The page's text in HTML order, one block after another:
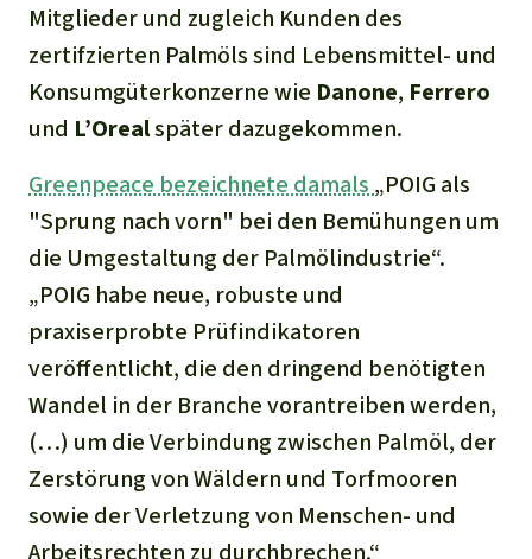
Mitglieder und zugleich Kunden des
zertifzierten Palmöls sind Lebensmittel- und
Konsumgüterkonzerne wie Danone, Ferrero
und L’Orealspäter dazugekommen.
Greenpeace bezeichnete damals „POIG als
"Sprung nach vorn" bei den Bemühungen um
die Umgestaltung der Palmölindustrie“.
„POIG habe neue, robuste und
praxiserprobte Prüfindikatoren
veröffentlicht, die den dringend benötigten
Wandel in der Branche vorantreiben werden,
(…) um die Verbindung zwischen Palmöl, der
Zerstörung von Wäldern und Torfmooren
sowie der Verletzung von Menschen- und
Arbeitsrechten zu durchbrechen.“